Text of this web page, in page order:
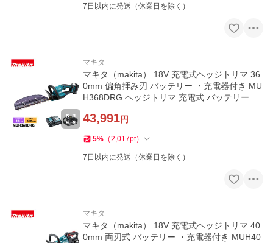
7日以内に発送（休業日を除く）
マキタ
マキタ（makita） 18V 充電式ヘッジトリマ 36
0mm 偏角拝み刃 バッテリー ・充電器付き MU
H368DRG ヘッジトリマ 充電式 バッテリー式
43,991円
5% （2,017pt）
7日以内に発送（休業日を除く）
マキタ
マキタ（makita） 18V 充電式ヘッジトリマ 40
0mm 両刃式 バッテリー ・充電器付き MUH40